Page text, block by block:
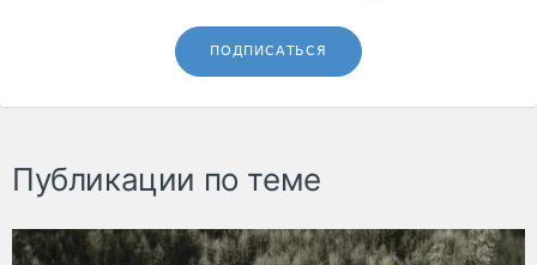
ПОДПИСАТЬСЯ
Публикации по теме